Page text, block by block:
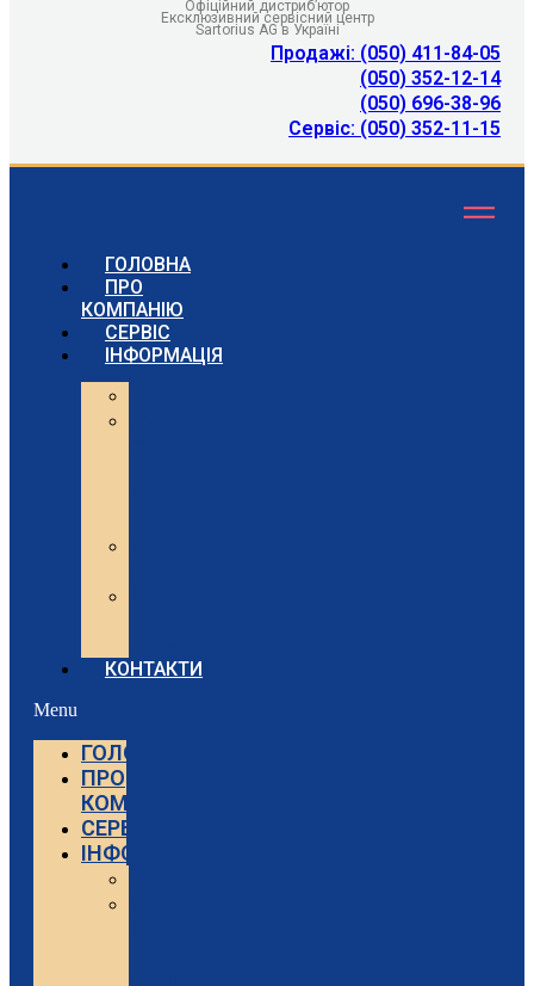
Офіційний дистриб’ютор
Ексклюзивний сервісний центр
Sartorius AG в Україні
Продажі: (050) 411-84-05
(050) 352-12-14
(050) 696-38-96
Сервіс: (050) 352-11-15
ГОЛОВНА
ПРО
КОМПАНІЮ
СЕРВІС
ІНФОРМАЦІЯ
КОНТАКТИ
Menu
ГОЛОВНА
ПРО
КОМПАНІЮ
СЕРВІС
ІНФОРМАЦІЯ